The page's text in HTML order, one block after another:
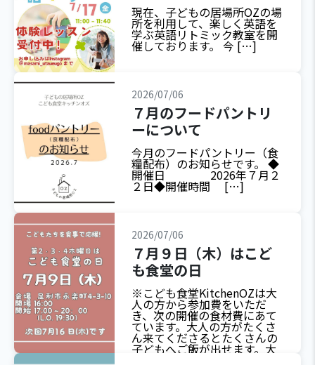
現在、子どもの居場所OZの場
所を利用して、楽しく英語を
学ぶ英語リトミック教室を開
催しております。 今 […]
2026/07/06
７月のフードパントリ
ーについて
今月のフードパントリー（食
糧配布）のお知らせです。 ◆
開催日 2026年７月２
２日◆開催時間 […]
2026/07/06
７月９日（木）はこど
も食堂の日
※こども食堂KitchenOZは大
人の方から参加費をいただ
き、次の開催の食材費にあて
ています。大人の方がたくさ
ん来てくださるとたくさんの
子どもへご飯が出せます。大